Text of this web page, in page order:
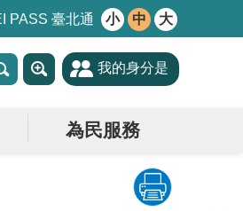
PASS 臺北通 小 中 大
我的身分是
為民服務